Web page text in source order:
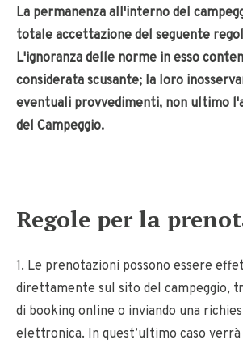
La permanenza all'interno del
totale accettazione del seguente
L'ignoranza delle norme in esso
considerata scusante; la loro
eventuali provvedimenti, non ultimo
del Campeggio.
Regole per la
1. Le prenotazioni possono essere
direttamente sul sito del campeggio,
di booking online o inviando una
elettronica. In quest’ultimo caso